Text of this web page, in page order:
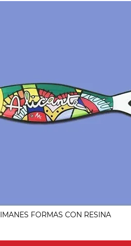
IMANES FORMAS CON RESINA